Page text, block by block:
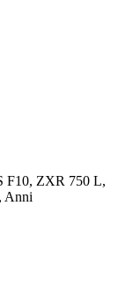
F10, ZXR 750 L,
Anni